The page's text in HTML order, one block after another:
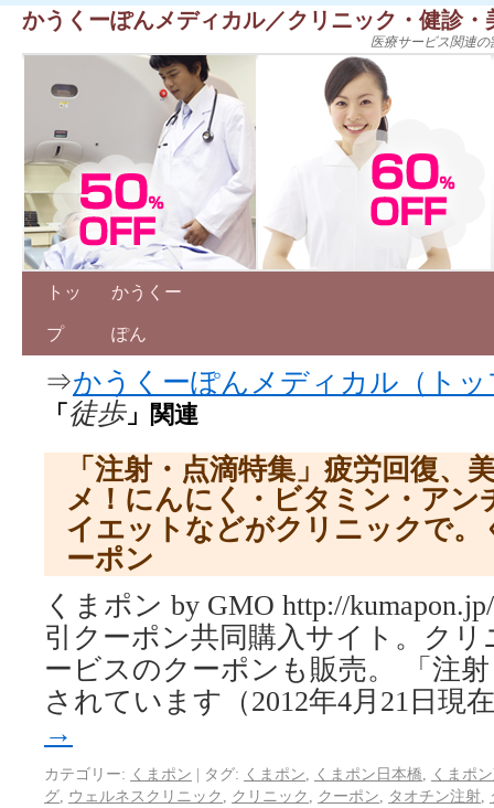
かうくーぽんメディカル／クリニック・健診
医療サービス関連
トッ
プ
かうくー
ぽん
⇒かうくーぽんメディカル（トッ
「 徒歩」関連
「注射・点滴特集」疲労回復、
メ！にんにく・ビタミン・アン
イエットなどがクリニックで。
ーポン
くまポン by GMO http://
引クーポン共同購入サイト。ク
ービスのクーポンも販売。 「注
されています（2012年4月21日現
→
カテゴリー: くまポン | タグ: くまポン くまポン日本橋
くまポ
グ ウェルネスクリニック クリニック クーポン タオチン注射